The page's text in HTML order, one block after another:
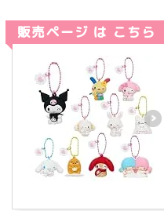
販売ページ は こちら